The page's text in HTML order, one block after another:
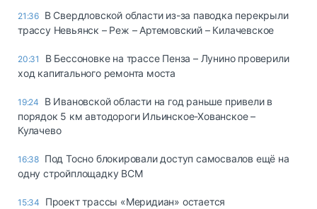
21:36 В Свердловской области из-за паводка перекрыли
трассу Невьянск – Реж – Артемовский – Килачевское
20:31
В Бессоновке на трассе Пенза – Лунино проверили
ход капитального ремонта моста
19:24
В Ивановской области на год раньше привели в
порядок 5 км автодороги Ильинское-Хованское –
Кулачево
16:38 Под Тосно блокировали доступ самосвалов ещё на
одну стройплощадку ВСМ
15:34
Проект трассы «Меридиан» остается